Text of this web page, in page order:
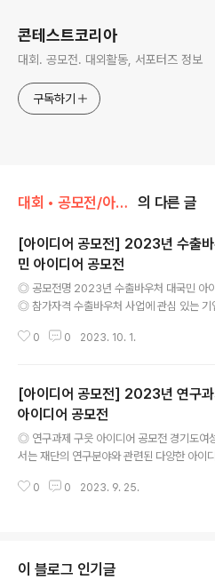
콘테스트코리아
대회. 공모전. 대외활동, 서포터즈 정보
구독하기
대회 • 공모전/아이디어 • 제안 의 다른 글
[아이디어 공모전] 2023년 수출
민 아이디어 공모전
◎ 공모전명 2023년 수출바우처 대국민 아
◎ 참가자격 수출바우처 사업에 관심 있는 기
(금) ◎ 공모 주제 - 수출바우처로 판매를 희망
팀), 우수상(100만원,1팀), 장려상(50만원,3
우처 아이디어 분야 : 우수 아이디어상(투썸플
티콘 10만원,5명), 참가상(투썸플레이스 기
권,50명) * 제출 양식 필수항목 충실 기재자
제출 방법 - 수출바우처 홈페이지
r.com)>커뮤니티>기업 별도 접수 게시판 ◎
0 0 2023. 10. 1.
[아이디어 공모전] 2023년 연구과
아이디어 공모전
◎ 연구과제 구읏 아이디어 공모전 경기도여
서는 재단의 연구분야와 관련된 다양한 아이
참여를 기대합니다. ​ ◎ 공모주제 경기도여성
도민이라면 누구나! ※ 경기도에 주소지를 두지
실제 생활을 하는 자 포함(직장, 학교 등) ​ ◎
0 0 2023. 9. 25.
이 블로그 인기글